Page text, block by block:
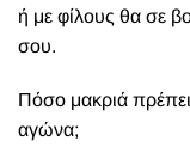
ή με φίλους θα σε
σου.
Πόσο μακριά
αγώνα;